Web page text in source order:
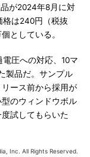
が2024年8月に対
格は240円（税抜
としている。
圧への対応、10マ
製品だ。サンプル
ース前から採用が
のウィンドウボル
試してもらいた
Inc. All Rights Reserved.